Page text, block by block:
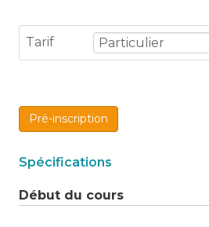
Tarif
Pré-inscription
Spécifications
Début du cours